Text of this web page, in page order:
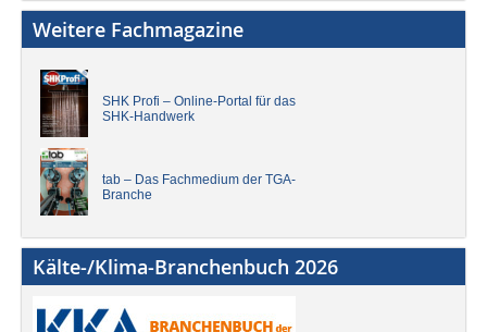
Weitere Fachmagazine
SHK Profi – Online-Portal für das
SHK-Handwerk
tab – Das Fachmedium der TGA-
Branche
Kälte-/Klima-Branchenbuch 2026